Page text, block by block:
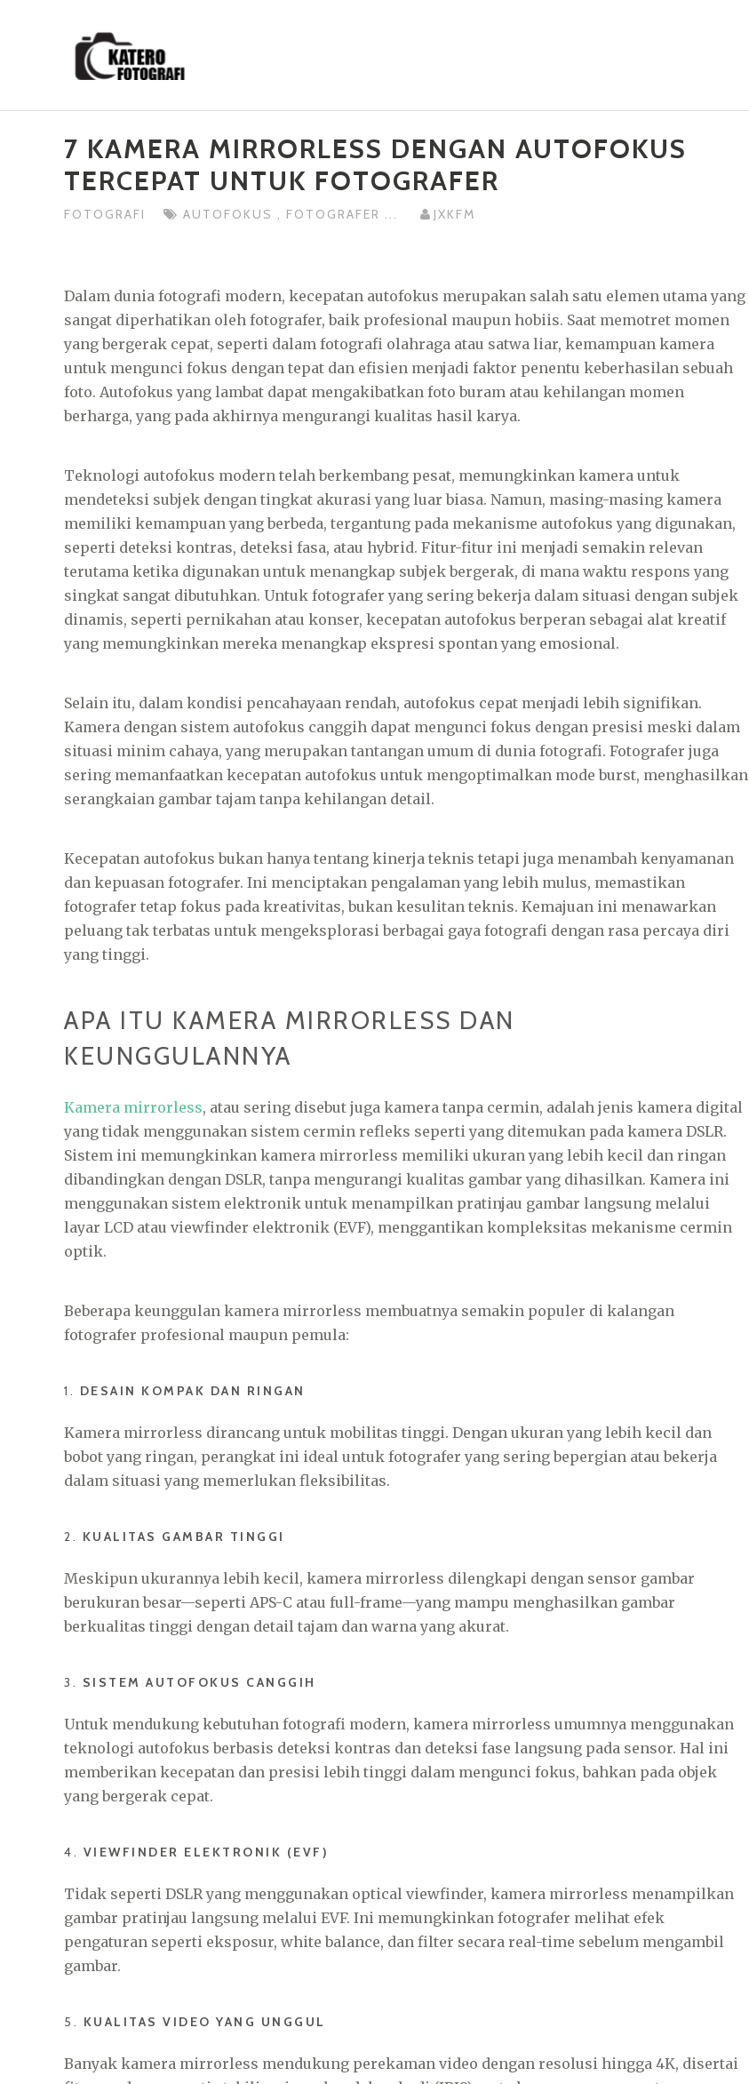
7 KAMERA MIRRORLESS DENGAN AUTOFOKUS
TERCEPAT UNTUK FOTOGRAFER
FOTOGRAFI AUTOFOKUS , FOTOGRAFER ... JXKFM
Dalam dunia fotografi modern, kecepatan autofokus merupakan salah satu elemen utama yang
sangat diperhatikan oleh fotografer, baik profesional maupun hobiis. Saat memotret momen
yang bergerak cepat, seperti dalam fotografi olahraga atau satwa liar, kemampuan kamera
untuk mengunci fokus dengan tepat dan efisien menjadi faktor penentu keberhasilan sebuah
foto. Autofokus yang lambat dapat mengakibatkan foto buram atau kehilangan momen
berharga, yang pada akhirnya mengurangi kualitas hasil karya.
Teknologi autofokus modern telah berkembang pesat, memungkinkan kamera untuk
mendeteksi subjek dengan tingkat akurasi yang luar biasa. Namun, masing-masing kamera
memiliki kemampuan yang berbeda, tergantung pada mekanisme autofokus yang digunakan,
seperti deteksi kontras, deteksi fasa, atau hybrid. Fitur-fitur ini menjadi semakin relevan
terutama ketika digunakan untuk menangkap subjek bergerak, di mana waktu respons yang
singkat sangat dibutuhkan. Untuk fotografer yang sering bekerja dalam situasi dengan subjek
dinamis, seperti pernikahan atau konser, kecepatan autofokus berperan sebagai alat kreatif
yang memungkinkan mereka menangkap ekspresi spontan yang emosional.
Selain itu, dalam kondisi pencahayaan rendah, autofokus cepat menjadi lebih signifikan.
Kamera dengan sistem autofokus canggih dapat mengunci fokus dengan presisi meski dalam
situasi minim cahaya, yang merupakan tantangan umum di dunia fotografi. Fotografer juga
sering memanfaatkan kecepatan autofokus untuk mengoptimalkan mode burst, menghasilkan
serangkaian gambar tajam tanpa kehilangan detail.
Kecepatan autofokus bukan hanya tentang kinerja teknis tetapi juga menambah kenyamanan
dan kepuasan fotografer. Ini menciptakan pengalaman yang lebih mulus, memastikan
fotografer tetap fokus pada kreativitas, bukan kesulitan teknis. Kemajuan ini menawarkan
peluang tak terbatas untuk mengeksplorasi berbagai gaya fotografi dengan rasa percaya diri
yang tinggi.
APA ITU KAMERA MIRRORLESS DAN
KEUNGGULANNYA
Kamera mirrorless, atau sering disebut juga kamera tanpa cermin, adalah jenis kamera digital
yang tidak menggunakan sistem cermin refleks seperti yang ditemukan pada kamera DSLR.
Sistem ini memungkinkan kamera mirrorless memiliki ukuran yang lebih kecil dan ringan
dibandingkan dengan DSLR, tanpa mengurangi kualitas gambar yang dihasilkan. Kamera ini
menggunakan sistem elektronik untuk menampilkan pratinjau gambar langsung melalui
layar LCD atau viewfinder elektronik (EVF), menggantikan kompleksitas mekanisme cermin
optik.
Beberapa keunggulan kamera mirrorless membuatnya semakin populer di kalangan
fotografer profesional maupun pemula:
1. DESAIN KOMPAK DAN RINGAN
Kamera mirrorless dirancang untuk mobilitas tinggi. Dengan ukuran yang lebih kecil dan
bobot yang ringan, perangkat ini ideal untuk fotografer yang sering bepergian atau bekerja
dalam situasi yang memerlukan fleksibilitas.
2. KUALITAS GAMBAR TINGGI
Meskipun ukurannya lebih kecil, kamera mirrorless dilengkapi dengan sensor gambar
berukuran besar—seperti APS-C atau full-frame—yang mampu menghasilkan gambar
berkualitas tinggi dengan detail tajam dan warna yang akurat.
3. SISTEM AUTOFOKUS CANGGIH
Untuk mendukung kebutuhan fotografi modern, kamera mirrorless umumnya menggunakan
teknologi autofokus berbasis deteksi kontras dan deteksi fase langsung pada sensor. Hal ini
memberikan kecepatan dan presisi lebih tinggi dalam mengunci fokus, bahkan pada objek
yang bergerak cepat.
4. VIEWFINDER ELEKTRONIK (EVF)
Tidak seperti DSLR yang menggunakan optical viewfinder, kamera mirrorless menampilkan
gambar pratinjau langsung melalui EVF. Ini memungkinkan fotografer melihat efek
pengaturan seperti eksposur, white balance, dan filter secara real-time sebelum mengambil
gambar.
5. KUALITAS VIDEO YANG UNGGUL
Banyak kamera mirrorless mendukung perekaman video dengan resolusi hingga 4K, disertai